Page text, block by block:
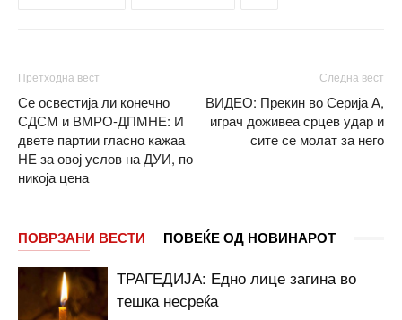
Претходна вест
Се освестија ли конечно
СДСМ и ВМРО-ДПМНЕ: И
двете партии гласно кажаа
НЕ за овој услов на ДУИ, по
никоја цена
Следна вест
ВИДЕО: Прекин во Серија А,
играч доживеа срцев удар и
сите се молат за него
ПОВРЗАНИ ВЕСТИ ПОВЕЌЕ ОД НОВИНАРОТ
ТРАГЕДИЈА: Едно лице загина во
тешка несреќа